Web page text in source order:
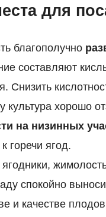
для
благополучно
составляют
Снизить
культура хорошо
на низинных
горечи ягод.
ягодники,
спокойно
и качестве